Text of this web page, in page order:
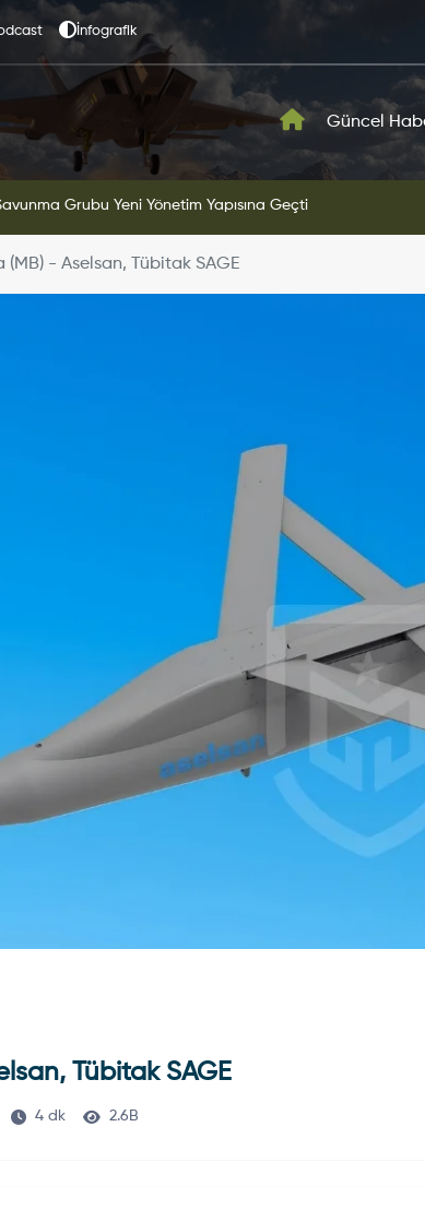
İnfografik
Güncel
Grubu Yeni Yönetim Yapısına Geçti
- Aselsan, Tübitak SAGE
Tübitak SAGE
4 dk 2.6B